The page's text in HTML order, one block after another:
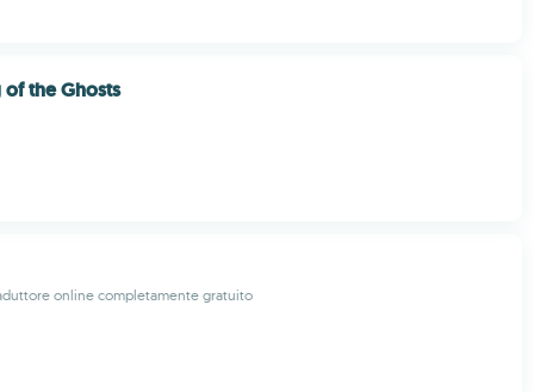
of the Ghosts
online completamente gratuito